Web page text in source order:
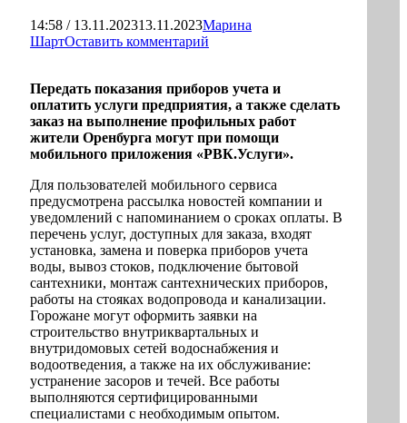
14:58 / 13.11.202313.11.2023Марина
ШартОставить комментарий
Передать показания приборов учета и
оплатить услуги предприятия, а также сделать
заказ на выполнение профильных работ
жители Оренбурга могут при помощи
мобильного приложения «РВК.Услуги».
Для пользователей мобильного сервиса
предусмотрена рассылка новостей компании и
уведомлений с напоминанием о сроках оплаты. В
перечень услуг, доступных для заказа, входят
установка, замена и поверка приборов учета
воды, вывоз стоков, подключение бытовой
сантехники, монтаж сантехнических приборов,
работы на стояках водопровода и канализации.
Горожане могут оформить заявки на
строительство внутриквартальных и
внутридомовых сетей водоснабжения и
водоотведения, а также на их обслуживание:
устранение засоров и течей. Все работы
выполняются сертифицированными
специалистами с необходимым опытом.